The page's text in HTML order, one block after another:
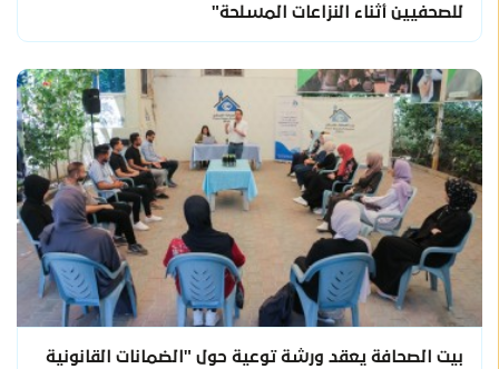
للصحفيين أثناء النزاعات المسلحة"
بيت الصحافة يعقد ورشة توعية حول "الضمانات القانونية